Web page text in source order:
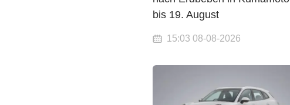
bis 19. August
15:03 08-08-2026